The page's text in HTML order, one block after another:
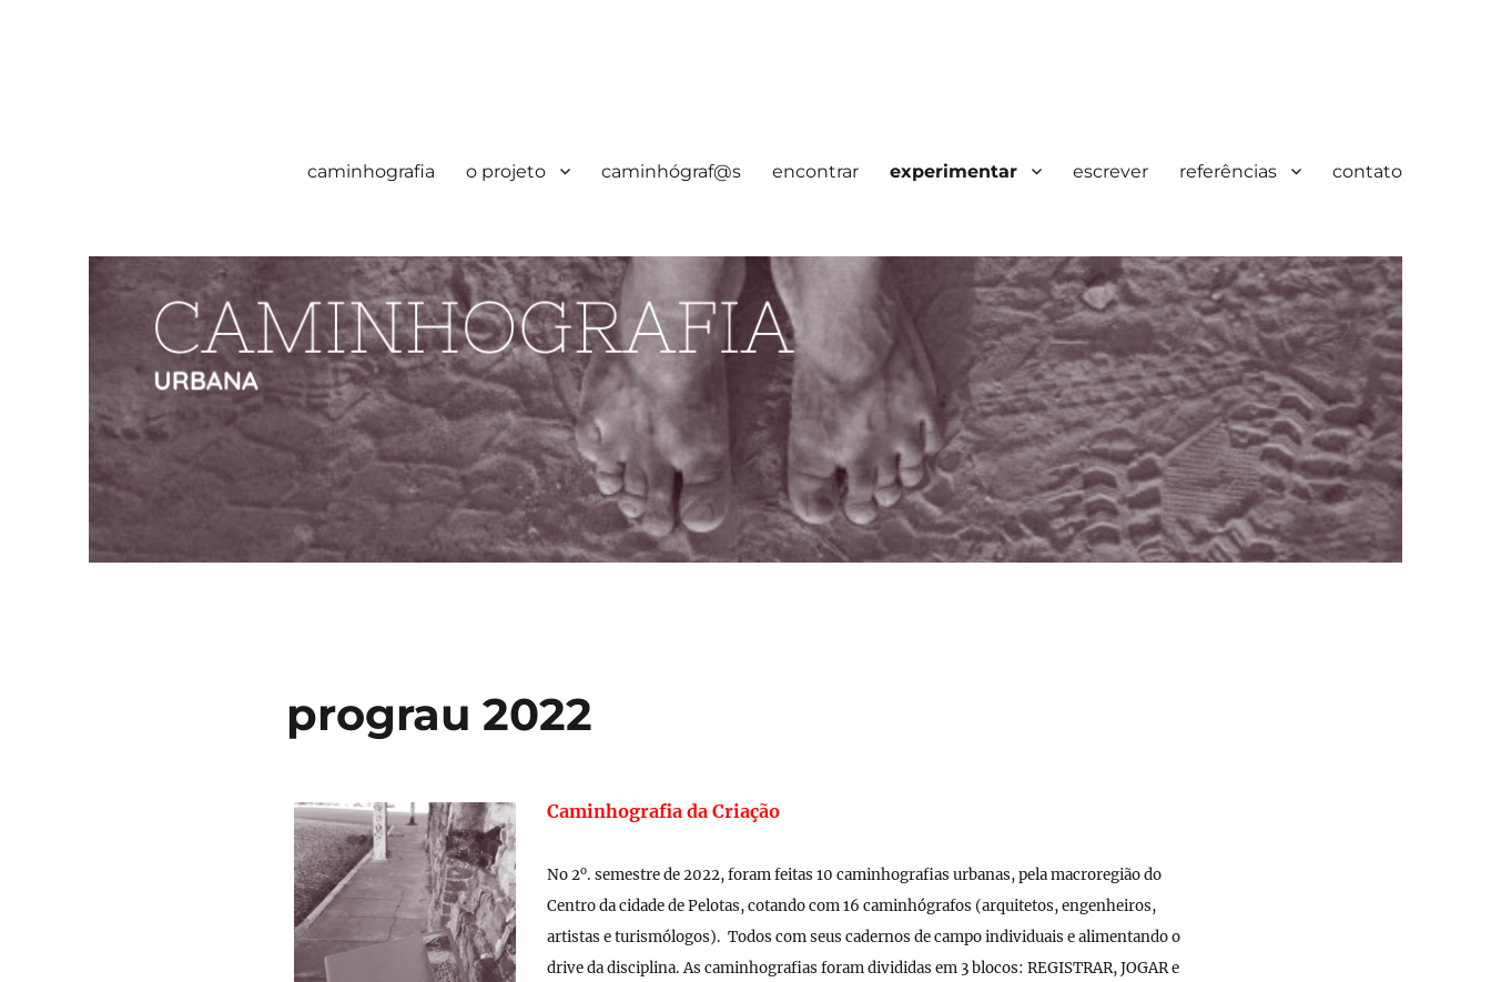
caminhografia o projeto caminhógraf@s encontrar experimentar escrever referências contato
prograu 2022
Caminhografia da Criação
No 2o. semestre de 2022, foram feitas 10 caminhografias urbanas, pela macroregião do
Centro da cidade de Pelotas, cotando com 16 caminhógrafos (arquitetos, engenheiros,
artistas e turismólogos). Todos com seus cadernos de campo individuais e alimentando o
drive da disciplina. As caminhografias foram divididas em 3 blocos: REGISTRAR, JOGAR e